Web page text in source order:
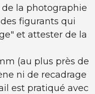
la photographie
figurants qui
et attester de la
(au plus près de
ni de recadrage
est pratiqué avec